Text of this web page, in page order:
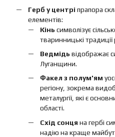
Герб у центрі прапора
елементів:
Кінь символізує
тваринницькі традиції
Ведмідь відображає
Луганщини.
Факел з полум'ям
регіону, зокрема
металургії, які є
області.
Схід сонця на гербі
надію на краще